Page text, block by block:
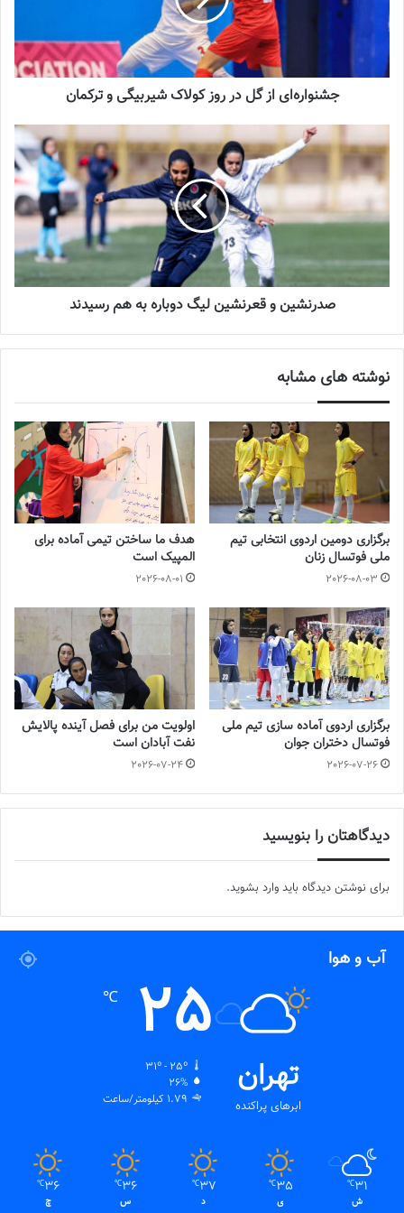
سرنوشت عجیب ستاره ایرانی در تورکال
2023-05-12
برگزاری اردوی انتخابی تیم ملی فوتسال
بانوان
2023-08-01
سومین دیدار ایران برابر ترکمنستان روز جمعه- ۲۰ بهمن- برگزار می‌شود.
زنان
ملی‌پوش ایران در اولین دیدار خود با ۵ گل ازبکستان را از پیش‌رو
برداشتند.
💻منبع:فوتبالی 📸عکس:فدراسیون فوتبال
◾️با فوتبالز همراه شوید◾️فوتبالز را در اینستاگرام دنبال کنید
◾️
footballs.women@
برچسب ها تیم ملی فوتسال فروزان سلیمانی فوتسال زنان
جشنواره‌ای از گل در روز کولاک شیربیگی و ترکمان
صدرنشین و قعرنشین لیگ دوباره به هم رسیدند
نوشته های مشابه
برگزاری دومین اردوی انتخابی تیم
ملی فوتسال زنان
2026-08-03
هدف ما ساختن تیمی آماده برای
المپیک است
2026-08-01
برگزاری اردوی آماده سازی تیم ملی
فوتسال دختران جوان
2026-07-26
اولویت من برای فصل آینده پالایش
نفت آبادان است
2026-07-24
دیدگاهتان را بنویسید
برای نوشتن دیدگاه باید وارد بشوید.
آب و هوا
تهران
ابرهای پراکنده
25
℃
31º - 25º
26%
1.79 کیلومتر/ساعت
31
℃
ش
35
℃
ی
37
℃
د
36
℃
س
36
℃
چ